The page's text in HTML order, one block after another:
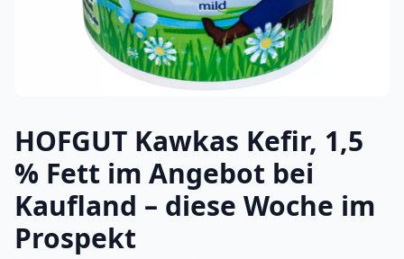
HOFGUT Kawkas Kefir, 1,5
% Fett im Angebot bei
Kaufland – diese Woche im
Prospekt